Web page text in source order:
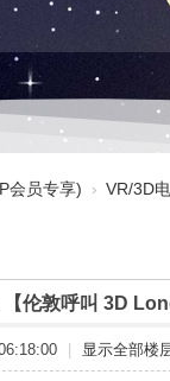
会员专享) › VR/3D
【伦敦呼叫 3D
显示全部楼